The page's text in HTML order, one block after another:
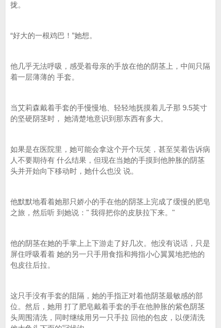
拢。
“好大的一根鸡巴！”她想。
他几乎无法呼吸，感受着母亲的手放在他的阴茎上，中间只隔
着一层薄薄的 手套。
当艾莉森戴着手套的手慢慢地、轻轻地抚摸着儿子那 9.5英寸
的坚硬阴茎时， 她清楚地意识到那东西有多大。
如果是在医院里，她可能会拿这个开个玩笑，甚至笑着告诉病
人不要期待有 什么结果，但现在当她的手摸到他肿胀的阴茎
头并开始向下移动时，她什么也没 说。
他默默地看着她那只娇小的手在他的阴茎上完成了缓慢的肥皂
之旅，然后听 到她说：" 我得把你的皮肤拉下来。"
他的阴茎在她的手掌上上下游走了好几次。他没有说话，只是
屏住呼吸看着 她的另一只手用食指和拇指小心翼翼地把他的
包皮往后拉。
这只手没有手套的阻隔，她的手指正对着他阴茎最敏感的部
位。然后，她用 打了肥皂戴着手套的手在他肿胀的紫色阴茎
头周围清洗，同时继续用另一只手拉 回他的包皮，以便清洗